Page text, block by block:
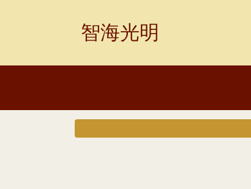
智海光明